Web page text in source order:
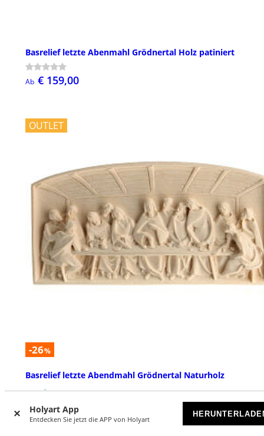
Holyart App
Entdecken Sie jetzt die APP von Holyart
Basrelief letzte Abenmahl Grödnertal Holz patiniert
Ab € 159,00
OUTLET
-26%
Basrelief letzte Abendmahl Grödnertal Naturholz
VORRÄTIG
Ab € 109,00 € 147,00